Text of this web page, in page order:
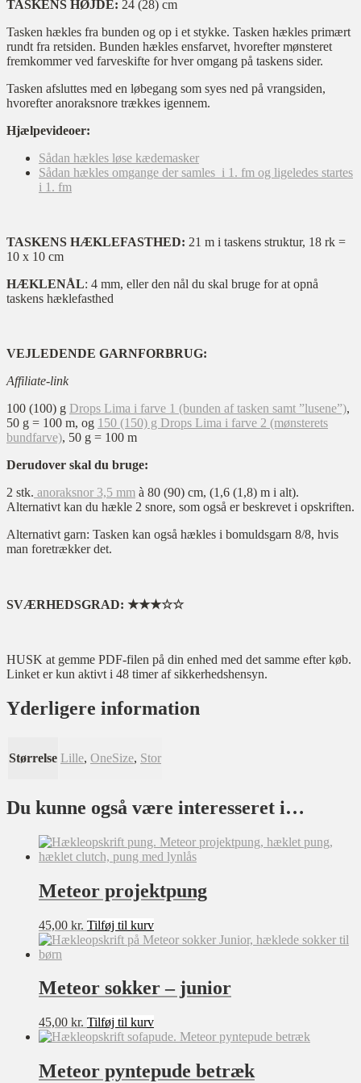
TASKENS HØJDE: 24 (28) cm
Tasken hækles fra bunden og op i et stykke. Tasken hækles primært
rundt fra retsiden. Bunden hækles ensfarvet, hvorefter mønsteret
fremkommer ved farveskifte for hver omgang på taskens sider.
Tasken afsluttes med en løbegang som syes ned på vrangsiden,
hvorefter anoraksnore trækkes igennem.
Hjælpevideoer:
Sådan hækles løse kædemasker
Sådan hækles omgange der samles i 1. fm og ligeledes startes
i 1. fm
TASKENS HÆKLEFASTHED: 21 m i taskens struktur, 18 rk =
10 x 10 cm
HÆKLENÅL: 4 mm, eller den nål du skal bruge for at opnå
taskens hæklefasthed
VEJLEDENDE GARNFORBRUG:
Affiliate-link
100 (100) g Drops Lima i farve 1 (bunden af tasken samt ”lusene”),
50 g = 100 m, og 150 (150) g Drops Lima i farve 2 (mønsterets
bundfarve), 50 g = 100 m
Derudover skal du bruge:
2 stk. anoraksnor 3,5 mm à 80 (90) cm, (1,6 (1,8) m i alt).
Alternativt kan du hækle 2 snore, som også er beskrevet i opskriften.
Alternativt garn: Tasken kan også hækles i bomuldsgarn 8/8, hvis
man foretrækker det.
SVÆRHEDSGRAD: ★★★☆☆
HUSK at gemme PDF-filen på din enhed med det samme efter køb.
Linket er kun aktivt i 48 timer af sikkerhedshensyn.
Yderligere information
Størrelse Lille, OneSize, Stor
Du kunne også være interesseret i…
Meteor projektpung
45,00 kr. Tilføj til kurv
Meteor sokker – junior
45,00 kr. Tilføj til kurv
Meteor pyntepude betræk